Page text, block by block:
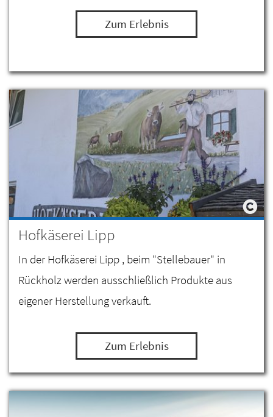
Zum Erlebnis
Hofkäserei Lipp
In der Hofkäserei Lipp , beim "Stellebauer" in
Rückholz werden ausschließlich Produkte aus
eigener Herstellung verkauft.
Zum Erlebnis